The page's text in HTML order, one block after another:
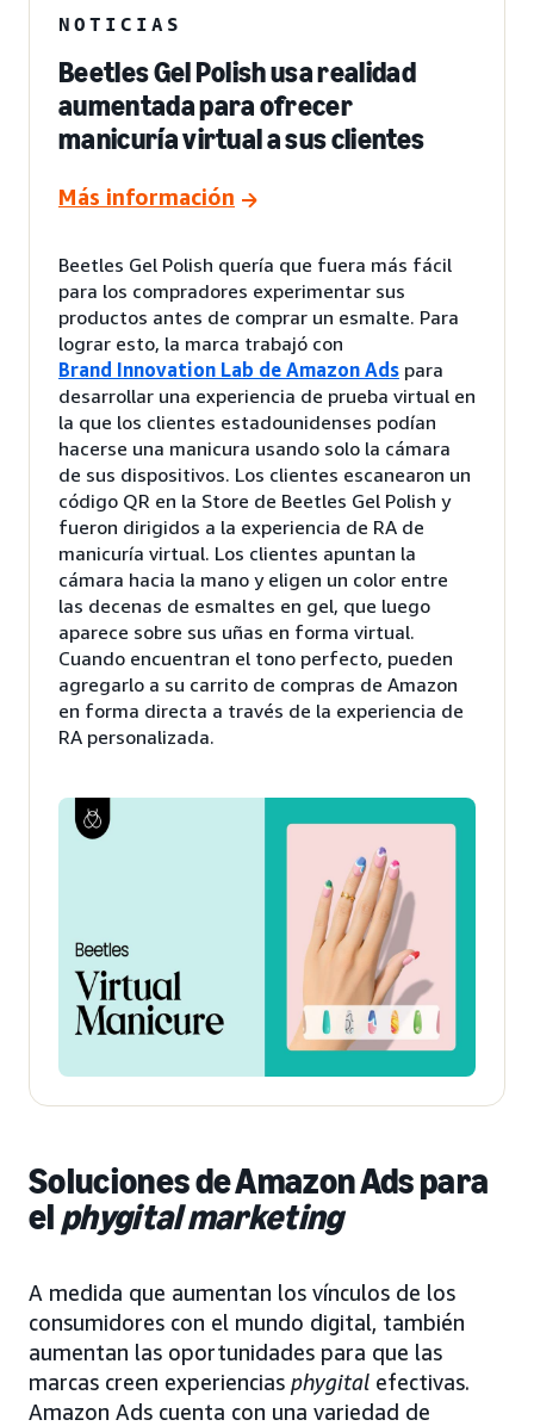
NOTICIAS
Beetles Gel Polish usa realidad
aumentada para ofrecer
manicuría virtual a sus clientes
Más información
Beetles Gel Polish quería que fuera más fácil
para los compradores experimentar sus
productos antes de comprar un esmalte. Para
lograr esto, la marca trabajó con
Brand Innovation Lab de Amazon Ads para
desarrollar una experiencia de prueba virtual en
la que los clientes estadounidenses podían
hacerse una manicura usando solo la cámara
de sus dispositivos. Los clientes escanearon un
código QR en la Store de Beetles Gel Polish y
fueron dirigidos a la experiencia de RA de
manicuría virtual. Los clientes apuntan la
cámara hacia la mano y eligen un color entre
las decenas de esmaltes en gel, que luego
aparece sobre sus uñas en forma virtual.
Cuando encuentran el tono perfecto, pueden
agregarlo a su carrito de compras de Amazon
en forma directa a través de la experiencia de
RA personalizada.
Soluciones de Amazon Ads para
elphygital marketing
A medida que aumentan los vínculos de los
consumidores con el mundo digital, también
aumentan las oportunidades para que las
marcas creen experiencias phygital efectivas.
Amazon Ads cuenta con una variedad de